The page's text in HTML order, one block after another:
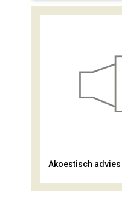
Akoestisch advies